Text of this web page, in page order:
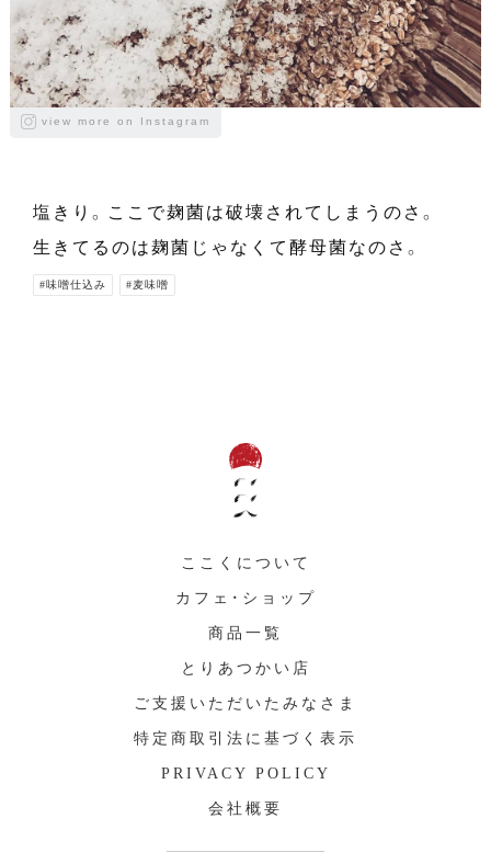
view more on Instagram
塩きり。ここで麹菌は破壊されてしまうのさ。
生きてるのは麹菌じゃなくて酵母菌なのさ。
#味噌仕込み #麦味噌
ここくについて
カフェ・ショップ
商品一覧
とりあつかい店
ご支援いただいたみなさま
特定商取引法に基づく表示
PRIVACY POLICY
会社概要